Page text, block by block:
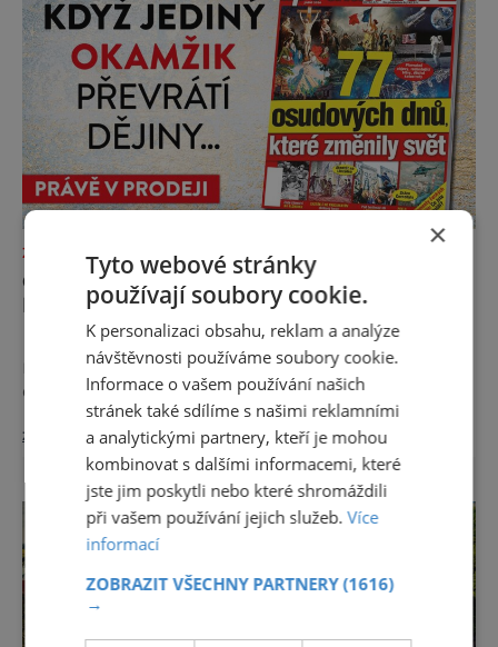
šumavských hřebenů, kde se střídá hustý les
ZAJÍMAVOSTI
OSUDOVÉ DNY, KTERÉ ZMĚNILY
HISTORII
Existují dny, které jsou naprosto obyčejné a
rychle upadnou v zapomnění, a pak jsou tu
dny, které se nesmazatelným písmem
otisknou do lidské historie, a je jedno, jestli
dojde k významnému objevu nebo děsivé
katastrofě. Vezměte si k ruce kalendář a
projděte společně s námi historii křížem
krážem. Je 10. dubna roku 49 př. n. l. a na
břehu říčky Rubikon pronáší Gaius Julius
Caesar svou slavnou vě
zobrazit více >>
×
Tyto webové stránky
používají soubory cookie.
K personalizaci obsahu, reklam a analýze
návštěvnosti používáme soubory cookie.
Informace o vašem používání našich
stránek také sdílíme s našimi reklamními
a analytickými partnery, kteří je mohou
kombinovat s dalšími informacemi, které
jste jim poskytli nebo které shromáždili
při vašem používání jejich služeb.Více
informací
ZOBRAZIT VŠECHNY PARTNERY(1616)
→